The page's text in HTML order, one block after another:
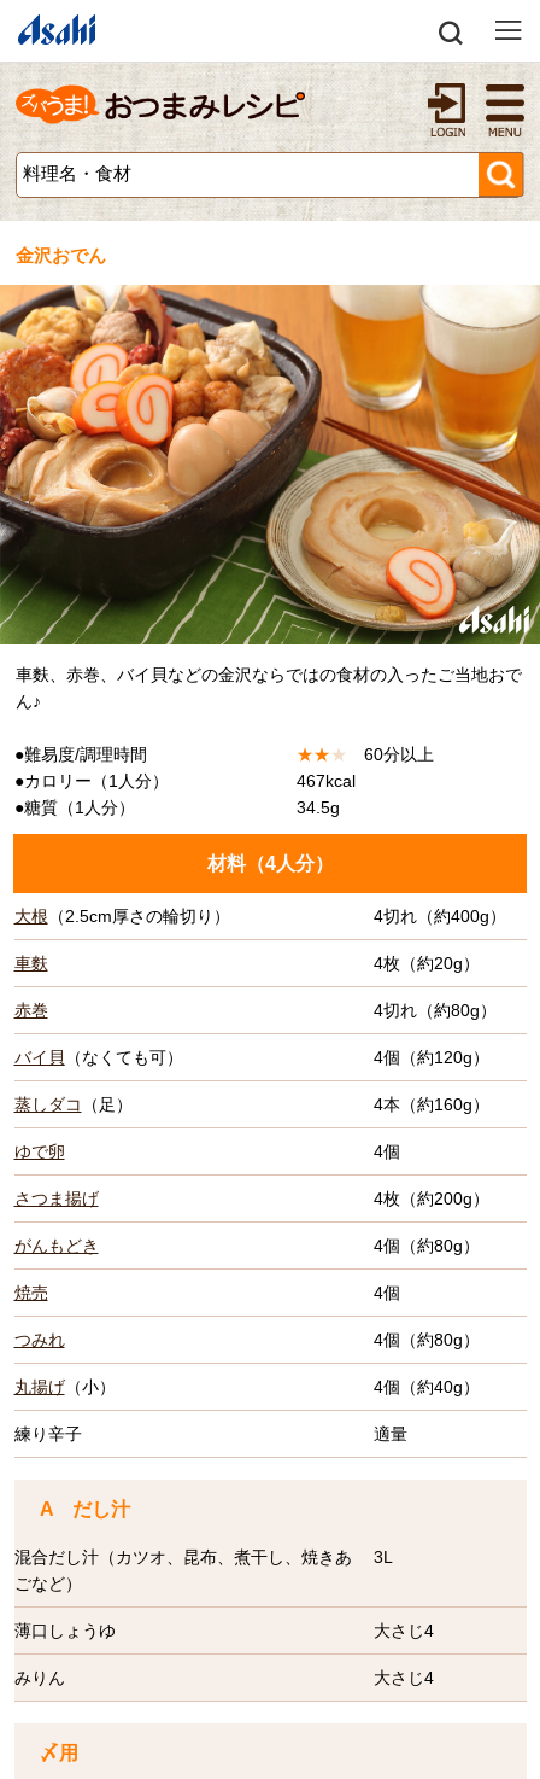
金沢おでん
車麩、赤巻、バイ貝などの金沢ならではの食材の入ったご当地おで
ん♪
●難易度/調理時間 ★★★
60分以上
●カロリー（1人分）
467kcal
●糖質（1人分）
34.5g
材料（4人分）
大根 （2.5cm厚さの輪切り） 4切れ（約400g）
車麩 4枚（約20g）
赤巻 4切れ（約80g）
バイ貝 （なくても可） 4個（約120g）
蒸しダコ （足） 4本（約160g）
ゆで卵 4個
さつま揚げ 4枚（約200g）
がんもどき 4個（約80g）
焼売 4個
つみれ 4個（約80g）
丸揚げ（小） 4個（約40g）
練り辛子 適量
A だし汁
混合だし汁（カツオ、昆布、煮干し、焼きあ
ごなど）
3L
薄口しょうゆ 大さじ4
みりん 大さじ4
〆用